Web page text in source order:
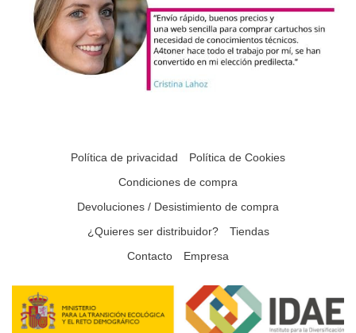
Política de privacidad
Política de Cookies
Condiciones de compra
Devoluciones / Desistimiento de compra
¿Quieres ser distribuidor?
Tiendas
Contacto
Empresa